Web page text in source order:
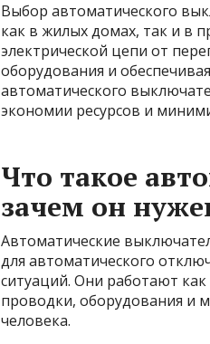
Выбор автоматического
как в жилых домах, так и в
электрической цепи от
оборудования и
автоматического
экономии ресурсов и
Что такое
зачем он
Автоматические
для автоматического
ситуаций. Они работают
проводки, оборудования и
человека.